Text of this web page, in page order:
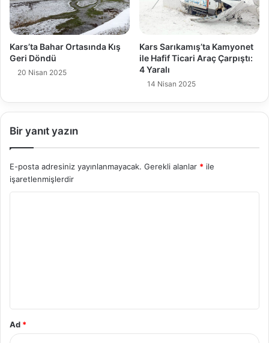
Kars’ta Bahar Ortasında Kış
Geri Döndü
20 Nisan 2025
Kars Sarıkamış’ta Kamyonet
ile Hafif Ticari Araç Çarpıştı:
4 Yaralı
14 Nisan 2025
Bir yanıt yazın
E-posta adresiniz yayınlanmayacak. Gerekli alanlar * ile
işaretlenmişlerdir
Ad *